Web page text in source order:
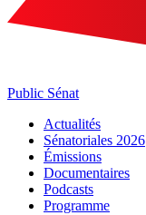
Public Sénat
Actualités
Sénatoriales 2026
Émissions
Documentaires
Podcasts
Programme